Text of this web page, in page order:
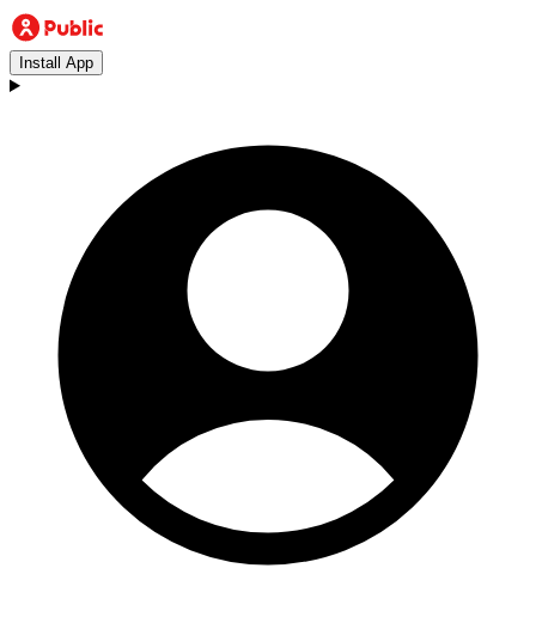
Install App